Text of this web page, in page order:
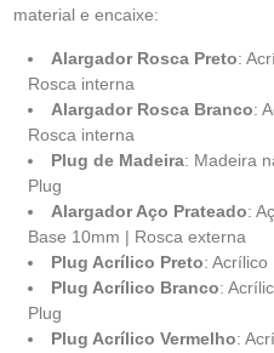
material e encaixe:
Alargador Rosca Preto:
Rosca interna
Alargador Rosca Branco:
Rosca interna
Plug de Madeira: Madeira
Plug
Alargador Aço Prateado:
Base 10mm | Rosca externa
Plug Acrílico Preto:
Plug Acrílico Branco:
Plug
Plug Acrílico Vermelho: